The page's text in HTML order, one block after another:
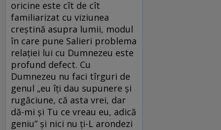
oricine este cît de cît
familiarizat cu viziunea
creștină asupra lumii, modul
în care pune Salieri problema
relației lui cu Dumnezeu este
profund defect. Cu
Dumnezeu nu faci tîrguri de
genul „eu îți dau supunere și
rugăciune, că asta vrei, dar
dă-mi și Tu ce vreau eu, adică
geniu” și nici nu ți-L arondezi